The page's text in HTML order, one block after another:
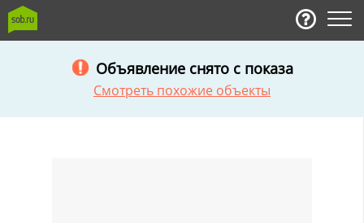
Объявление снято с показа
Смотреть похожие объекты